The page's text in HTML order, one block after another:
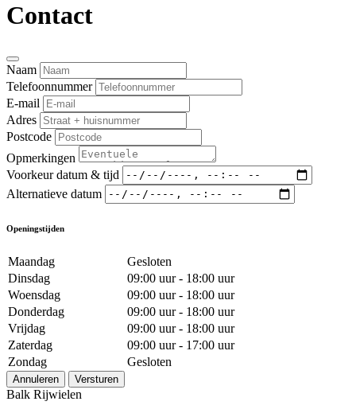
Contact
Naam
Telefoonnummer
E-mail
Adres
Postcode
Opmerkingen
Voorkeur datum & tijd
Alternatieve datum
Openingstijden
Maandag
Gesloten
Dinsdag
09:00 uur - 18:00 uur
Woensdag
09:00 uur - 18:00 uur
Donderdag
09:00 uur - 18:00 uur
Vrijdag
09:00 uur - 18:00 uur
Zaterdag
09:00 uur - 17:00 uur
Zondag
Gesloten
Annuleren Versturen
Balk Rijwielen